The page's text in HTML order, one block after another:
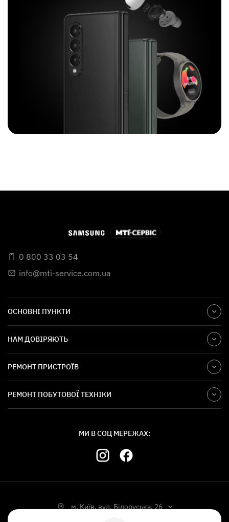
0 800 33 03 54
info@mti-service.com.ua
ОСНОВНІ ПУНКТИ
НАМ ДОВІРЯЮТЬ
РЕМОНТ ПРИСТРОЇВ
РЕМОНТ ПОБУТОВОЇ ТЕХНІКИ
МИ В СОЦ МЕРЕЖАХ:
м. Київ, вул. Білоруська, 26